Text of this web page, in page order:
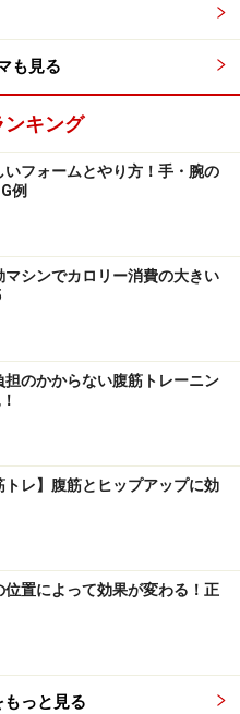
くびれを作る「サイ
[筋トレ・筋肉トレーニン
き腹の筋肉「腹斜筋」を
二の腕の裏も鍛えられま
高負荷の「タッチト
サラバする！ [筋トレ・筋
も見る
ンキング
いフォームとやり方！手・腕の
例
マシンでカロリー消費の大きい
担のかからない腹筋トレーニン
トレ】腹筋とヒップアップに効
位置によって効果が変わる！正
っと見る